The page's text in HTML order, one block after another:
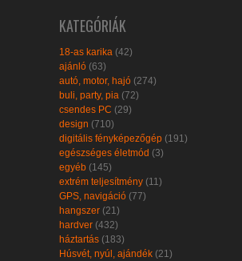
KATEGÓRIÁK
18-as karika (42)
ajánló (63)
autó, motor, hajó (274)
buli, party, pia (72)
csendes PC (29)
design (710)
digitális fényképezőgép (191)
egészséges életmód (3)
egyéb (145)
extrém teljesítmény (11)
GPS, navigáció (77)
hangszer (21)
hardver (432)
háztartás (183)
Húsvét, nyúl, ajándék (21)